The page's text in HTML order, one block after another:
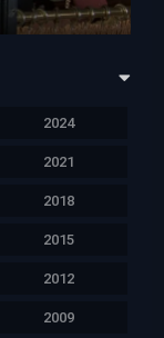
2024
2021
2018
2015
2012
2009